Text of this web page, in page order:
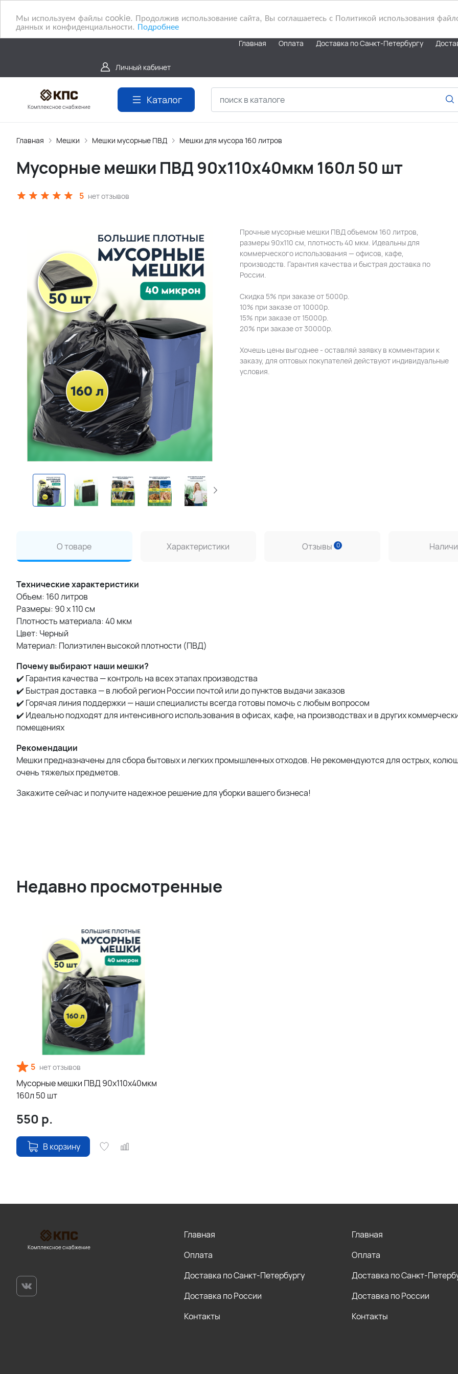
Мы используем файлы cookie. Продолжив использование сайта, Вы соглашаетесь с Политикой использования
данных и конфиденциальности. Подробнее
Главная Оплата Доставка по Санкт-Петербургу
Личный кабинет
Комплексное снабжение
Каталог
Главная Мешки Мешки мусорные ПВД Мешки для мусора 160 литров
Мусорные мешки ПВД 90х110х40мкм 160л 50 шт
5 нет отзывов
Прочные мусорные мешки ПВД объемом 160 литров,
размеры 90х110 см, плотность 40 мкм. Идеальны для
коммерческого использования — офисов, кафе,
производств. Гарантия качества и быстрая доставка по
России.
Скидка 5% при заказе от 5000р.
10% при заказе от 10000р.
15% при заказе от 15000р.
20% при заказе от 30000р.
Хочешь цены выгоднее - оставляй заявку в комментарии к
заказу, для оптовых покупателей действуют индивидуальные
условия.
О товаре Характеристики Отзывы 0
Технические характеристики
Объем: 160 литров
Размеры: 90 x 110 см
Плотность материала: 40 мкм
Цвет: Черный
Материал: Полиэтилен высокой плотности (ПВД)
Почему выбирают наши мешки?
✔️ Гарантия качества — контроль на всех этапах производства
✔️ Быстрая доставка — в любой регион России почтой или до пунктов выдачи заказов
✔️ Горячая линия поддержки — наши специалисты всегда готовы помочь с любым вопросом
✔️ Идеально подходят для интенсивного использования в офисах, кафе, на производствах и в других
помещениях
Рекомендации
Мешки предназначены для сбора бытовых и легких промышленных отходов. Не рекомендуются для острых,
очень тяжелых предметов.
Закажите сейчас и получите надежное решение для уборки вашего бизнеса!
Недавно просмотренные
5 нет отзывов
Мусорные мешки ПВД 90х110х40мкм
160л 50 шт
550 р.
В корзину
Комплексное снабжение
Главная
Оплата
Доставка по Санкт-Петербургу
Доставка по России
Контакты
Главная
Оплата
Доставка по Санкт-
Доставка по России
Контакты